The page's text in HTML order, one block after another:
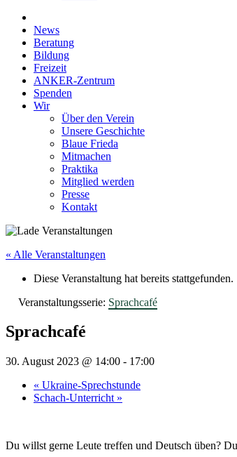
News
Beratung
Bildung
Freizeit
ANKER-Zentrum
Spenden
Wir
Über den Verein
Unsere Geschichte
Blaue Frieda
Mitmachen
Praktika
Mitglied werden
Presse
Kontakt
« Alle Veranstaltungen
Diese Veranstaltung hat bereits stattgefunden.
Veranstaltungsserie: Sprachcafé
Sprachcafé
30. August 2023 @ 14:00 - 17:00
« Ukraine-Sprechstunde
Schach-Unterricht »
Du willst gerne Leute treffen und Deutsch üben?